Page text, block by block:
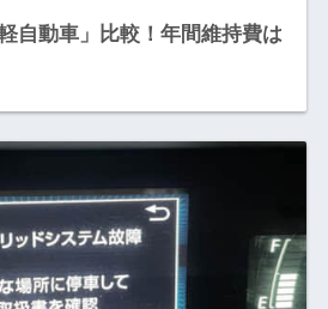
自動車」比較！年間維持費は